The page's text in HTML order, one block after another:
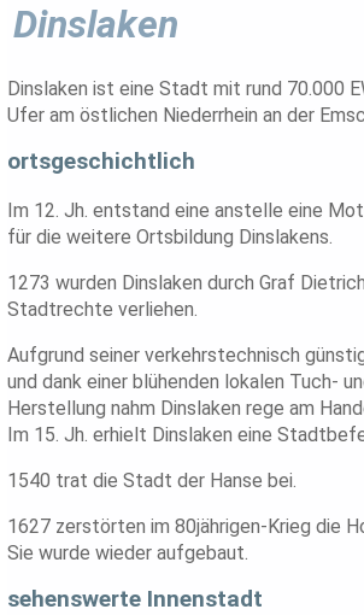
Dinslaken
Dinslaken ist eine Stadt mit rund 70.000
Ufer am östlichen Niederrhein an der
ortsgeschichtlich
Im 12. Jh. entstand eine anstelle eine
für die weitere Ortsbildung Dinslakens.
1273 wurden Dinslaken durch Graf
Stadtrechte verliehen.
Aufgrund seiner verkehrstechnisch
und dank einer blühenden lokalen Tuch-
Herstellung nahm Dinslaken rege am
Im 15. Jh. erhielt Dinslaken eine
1540 trat die Stadt der Hanse bei.
1627 zerstörten im 80jährigen-Krieg die
Sie wurde wieder aufgebaut.
sehenswerte Innenstadt